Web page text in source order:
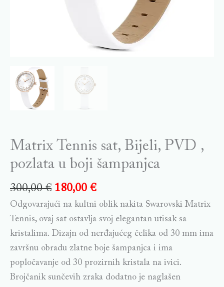
Matrix Tennis sat, Bijeli, PVD ,
pozlata u boji šampanjca
300,00€ 180,00 €
Odgovarajući na kultni oblik nakita Swarovski Matrix
Tennis, ovaj sat ostavlja svoj elegantan utisak sa
kristalima. Dizajn od nerđajućeg čelika od 30 mm ima
završnu obradu zlatne boje šampanjca i ima
popločavanje od 30 prozirnih kristala na ivici.
Brojčanik sunčevih zraka dodatno je naglašen